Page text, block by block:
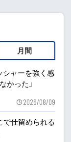
月間
シャーを強く感
かった」
2026/08/09
で仕留められる